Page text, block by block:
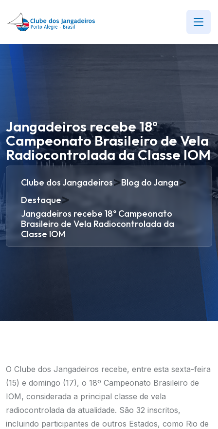
Jangadeiros recebe 18º
Campeonato Brasileiro de Vela
Radiocontrolada da Classe IOM
Clube dos Jangadeiros>Blog do Janga>
Destaque>
Jangadeiros recebe 18º Campeonato
Brasileiro de Vela Radiocontrolada da
Classe IOM
O Clube dos Jangadeiros recebe, entre esta sexta-feira
(15) e domingo (17), o 18º Campeonato Brasileiro de
IOM, considerada a principal classe de vela
radiocontrolada da atualidade. São 32 inscritos,
incluindo participantes de outros Estados, como Rio de